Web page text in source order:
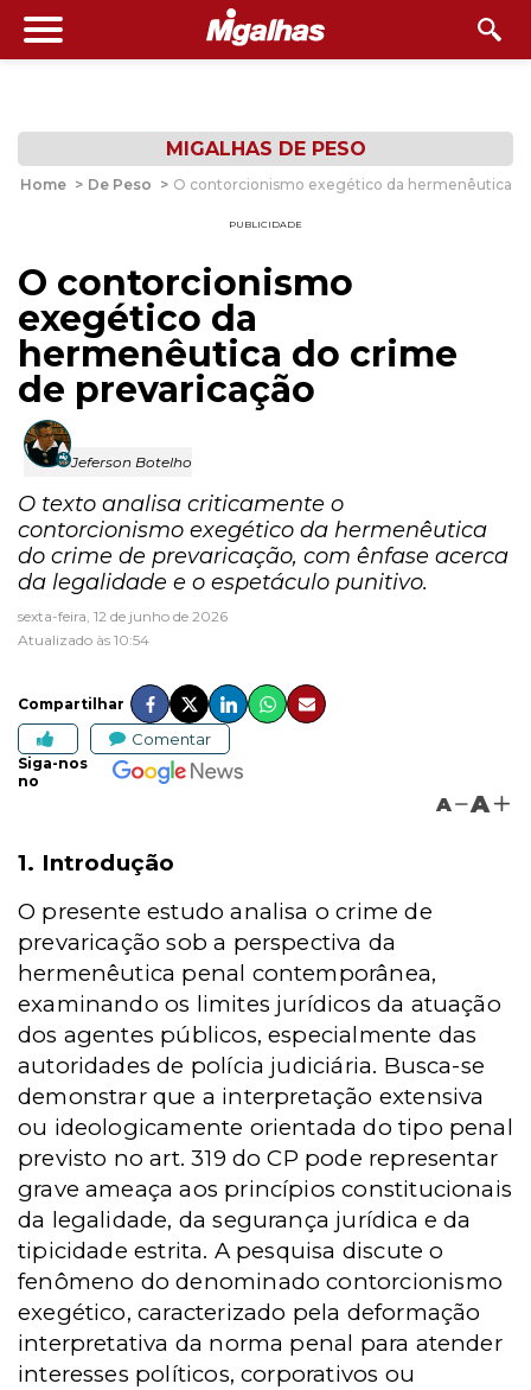
MIGALHAS DE PESO
Home > De Peso > O contorcionismo exegético da hermenêutica
PUBLICIDADE
O contorcionismo
exegético da
hermenêutica do crime
de prevaricação
Jeferson Botelho
O texto analisa criticamente o
contorcionismo exegético da hermenêutica
do crime de prevaricação, com ênfase acerca
da legalidade e o espetáculo punitivo.
sexta-feira, 12 de junho de 2026
Atualizado às 10:54
Compartilhar
Comentar
Siga-nos
no
A A
1. Introdução
O presente estudo analisa o crime de
prevaricação sob a perspectiva da
hermenêutica penal contemporânea,
examinando os limites jurídicos da atuação
dos agentes públicos, especialmente das
autoridades de polícia judiciária. Busca-se
demonstrar que a interpretação extensiva
ou ideologicamente orientada do tipo penal
previsto no art. 319 do CP pode representar
grave ameaça aos princípios constitucionais
da legalidade, da segurança jurídica e da
tipicidade estrita. A pesquisa discute o
fenômeno do denominado contorcionismo
exegético, caracterizado pela deformação
interpretativa da norma penal para atender
interesses políticos, corporativos ou